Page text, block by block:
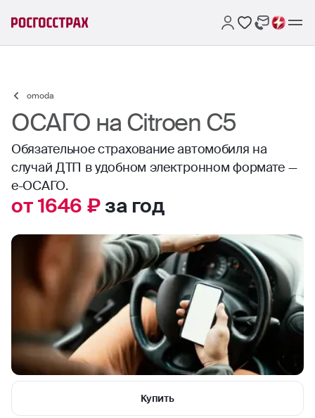
omoda
ОСАГО на Citroen C5
Обязательное страхование автомобиля на
случай ДТП в удобном электронном формате —
е-ОСАГО.
от 1646 ₽за год
Купить